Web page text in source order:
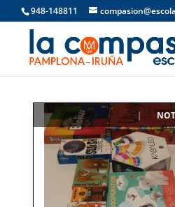
948-148811
|